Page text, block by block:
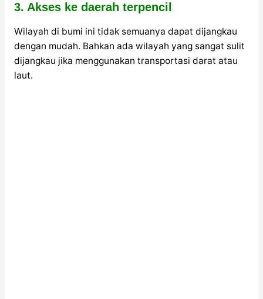
3. Akses ke daerah terpencil
Wilayah di bumi ini tidak semuanya dapat dijangkau
dengan mudah. Bahkan ada wilayah yang sangat sulit
dijangkau jika menggunakan transportasi darat atau
laut.